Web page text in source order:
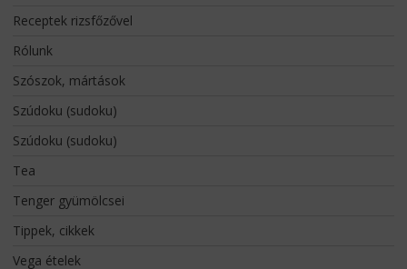
Receptek rizsfőzővel
Rólunk
Szószok, mártások
Szúdoku (sudoku)
Szúdoku (sudoku)
Tea
Tenger gyümölcsei
Tippek, cikkek
Vega ételek